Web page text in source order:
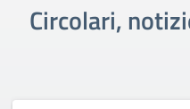
Circolari,